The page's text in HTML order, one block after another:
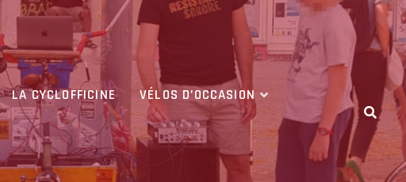
LA CYCLOFFICINE
VÉLOS D’OCCASION